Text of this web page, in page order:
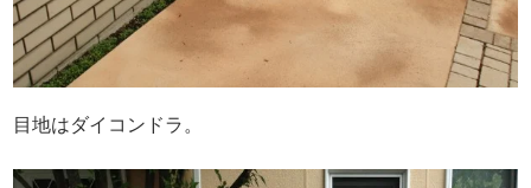
目地はダイコンドラ。